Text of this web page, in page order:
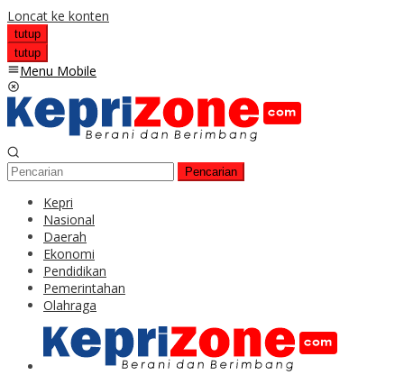
Loncat ke konten
tutup
tutup
Menu Mobile
Pencarian
Kepri
Nasional
Daerah
Ekonomi
Pendidikan
Pemerintahan
Olahraga